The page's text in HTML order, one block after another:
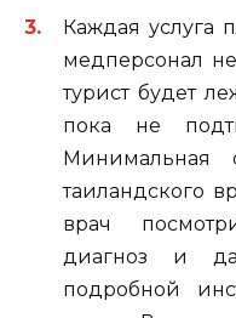
Каждая услуга
медперсонал
турист будет
пока не
Минимальная
таиландского
врач
диагноз и
подробной